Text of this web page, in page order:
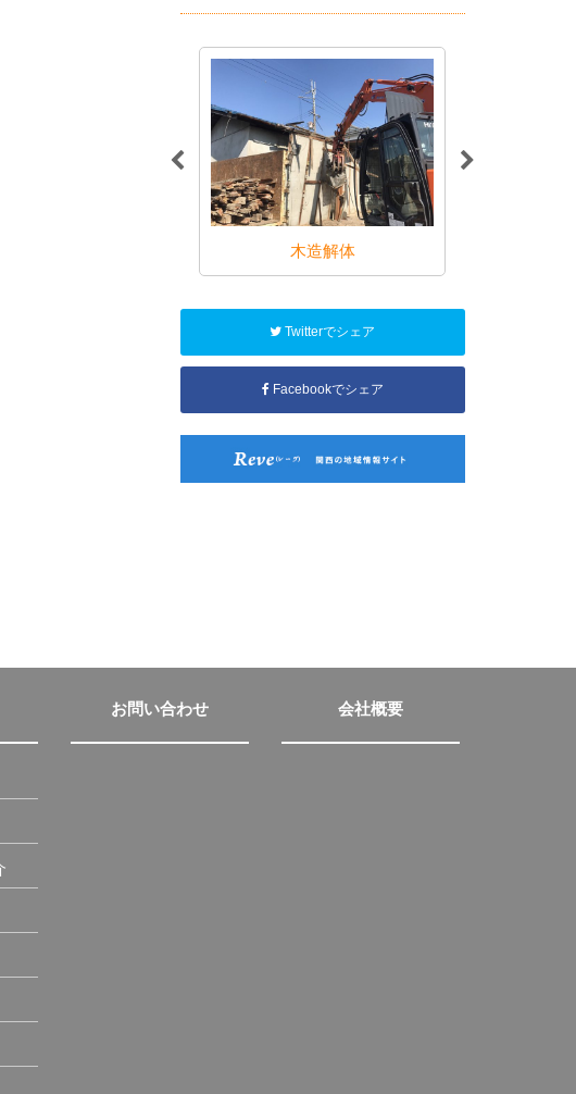
木造解体
Twitterでシェア
Facebookでシェア
お問い合わせ 会社概要